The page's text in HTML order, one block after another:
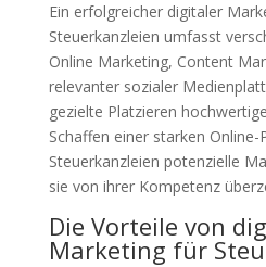
Ein erfolgreicher digitaler
Steuerkanzleien umfasst
Online Marketing, Content
relevanter sozialer
gezielte Platzieren
Schaffen einer starken Online-
Steuerkanzleien potenzielle
sie von ihrer Kompetenz
Die Vorteile von
Marketing für